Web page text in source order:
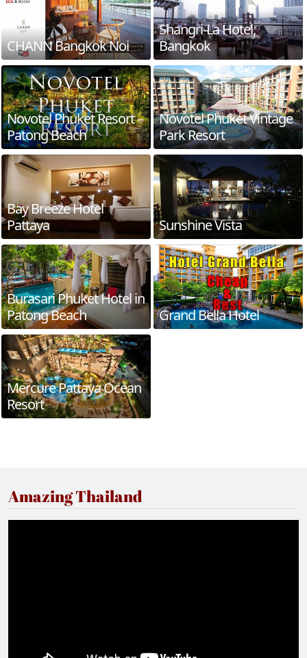
CHANN Bangkok Noi
Shangri-La Hotel,
Bangkok
Novotel Phuket Resort –
Patong Beach
Novotel Phuket Vintage
Park Resort
Bay Breeze Hotel
Pattaya
Sunshine Vista
Burasari Phuket Hotel in
Patong Beach
Grand Bella Hotel
Mercure Pattaya Ocean
Resort
Amazing Thailand